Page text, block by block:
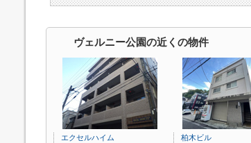
ヴェルニー公園の近くの物件
エクセルハイム
柏木ビル